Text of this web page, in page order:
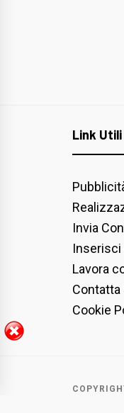
Link Utili
Invia
Lavora
Cookie